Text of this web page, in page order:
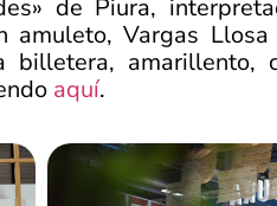
de Piura,
amuleto, Vargas
amarillento,
aquí.